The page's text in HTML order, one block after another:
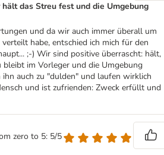
das Streu fest und die Umgebung
und da wir auch immer überall um
habe, entschied ich mich für den
;-) Wir sind positive überrascht: hält,
im Vorleger und die Umgebung
ihn auch zu "dulden" und laufen wirklich
und ist zufrienden: Zweck erfüllt und
zero to 5: 5/5